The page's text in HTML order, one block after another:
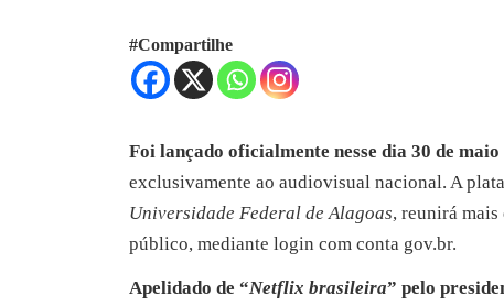
#Compartilhe
Foi lançado oficialmente nesse dia 30 de
exclusivamente ao audiovisual nacional. A
Universidade Federal de Alagoas, reunirá
público, mediante login com conta gov.br.
Apelidado de “Netflix brasileira” pelo